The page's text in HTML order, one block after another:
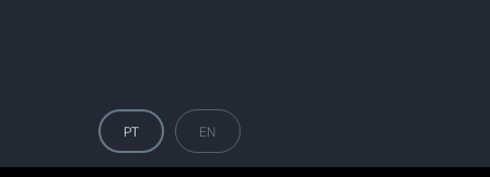
PT EN